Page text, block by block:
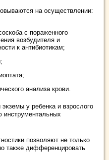
на осуществлении:
с пораженного
возбудителя и
к антибиотикам;
анализа крови.
у ребенка и взрослого
позволяют не только
также дифференцировать